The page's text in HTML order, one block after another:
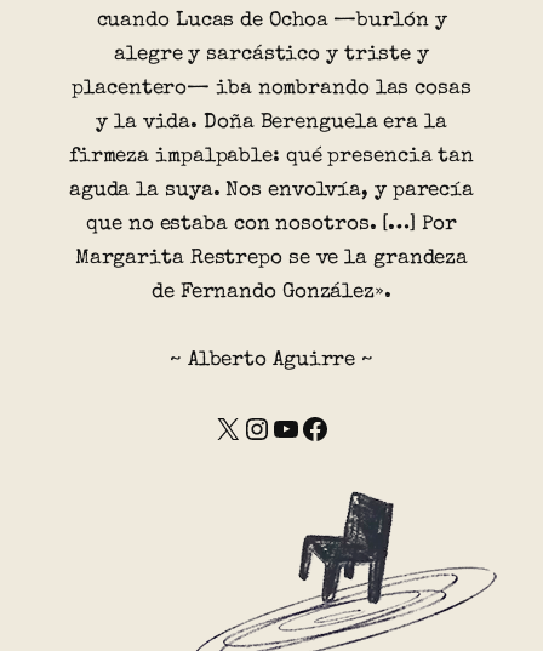
cuando Lucas de Ochoa —burlón y
alegre y sarcástico y triste y
placentero— iba nombrando las cosas
y la vida. Doña Berenguela era la
firmeza impalpable: qué presencia tan
aguda la suya. Nos envolvía, y parecía
que no estaba con nosotros. […] Por
Margarita Restrepo se ve la grandeza
de Fernando González».
~ Alberto Aguirre ~
X Instagram YouTube Facebook